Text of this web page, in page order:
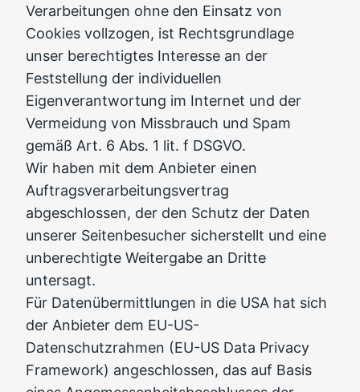
Verarbeitungen ohne den Einsatz von
Cookies vollzogen, ist Rechtsgrundlage
unser berechtigtes Interesse an der
Feststellung der individuellen
Eigenverantwortung im Internet und der
Vermeidung von Missbrauch und Spam
gemäß Art. 6 Abs. 1 lit. f DSGVO.
Wir haben mit dem Anbieter einen
Auftragsverarbeitungsvertrag
abgeschlossen, der den Schutz der Daten
unserer Seitenbesucher sicherstellt und eine
unberechtigte Weitergabe an Dritte
untersagt.
Für Datenübermittlungen in die USA hat sich
der Anbieter dem EU-US-
Datenschutzrahmen (EU-US Data Privacy
Framework) angeschlossen, das auf Basis